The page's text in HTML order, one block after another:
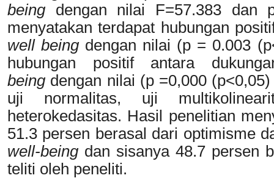
beingdengan nilai F=57.383 dan
menyatakan terdapat hubungan
well beingdengan nilai (p = 0.003
hubungan positif antara
beingdengan nilai (p =0,000
uji normalitas, uji
heterokedasitas. Hasil penelitian
51.3 persen berasal dari optimisme
well-beingdan sisanya 48.7 persen
teliti oleh peneliti.